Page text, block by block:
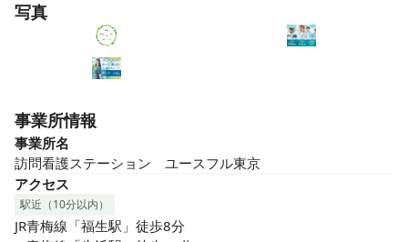
写真
事業所情報
事業所名
訪問看護ステーション　ユースフル東京
アクセス
駅近（10分以内）
JR青梅線「福生駅」徒歩8分